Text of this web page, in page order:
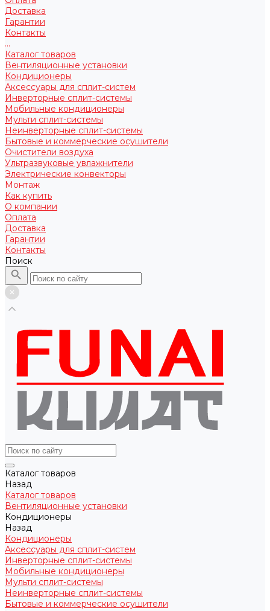
Доставка
Гарантии
Контакты
...
Каталог товаров
Вентиляционные установки
Кондиционеры
Аксессуары для сплит-систем
Инверторные сплит-системы
Мобильные кондиционеры
Мульти сплит-системы
Неинверторные сплит-системы
Бытовые и коммерческие осушители
Очистители воздуха
Ультразвуковые увлажнители
Электрические конвекторы
Монтаж
Как купить
О компании
Оплата
Доставка
Гарантии
Контакты
Поиск
Каталог товаров
Назад
Каталог товаров
Вентиляционные установки
Кондиционеры
Назад
Кондиционеры
Аксессуары для сплит-систем
Инверторные сплит-системы
Мобильные кондиционеры
Мульти сплит-системы
Неинверторные сплит-системы
Бытовые и коммерческие осушители